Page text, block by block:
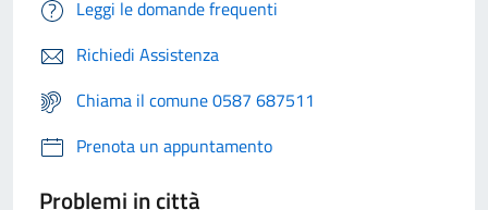
Leggi le domande frequenti
Richiedi Assistenza
Chiama il comune 0587 687511
Prenota un appuntamento
Problemi in città